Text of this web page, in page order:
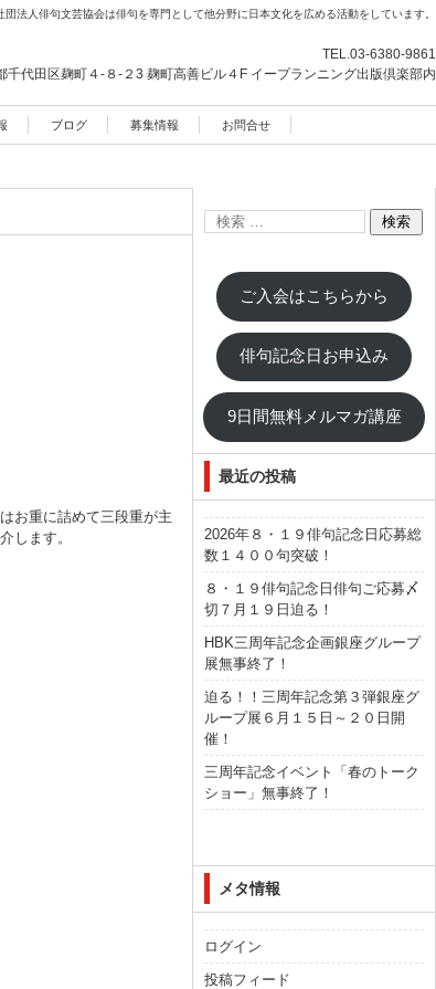
団法人俳句文芸協会は俳句を専門として他分野に日本文化を広める活動をしています。
TEL.03-6380-9861
千代田区麹町４-８-２3 麹町高善ビル４F イープランニング出版倶楽部内
ブログ 募集情報 お問合せ
お重に詰めて三段重が主
します。
ご入会はこちらから
俳句記念日お申込み
9日間無料メルマガ講座
最近の投稿
2026年８・１９俳句記念日応募総
数１４００句突破！
８・１９俳句記念日俳句ご応募〆
切７月１９日迫る！
HBK三周年記念企画銀座グループ
展無事終了！
迫る！！三周年記念第３弾銀座グ
ループ展６月１５日～２０日開
催！
三周年記念イベント「春のトーク
ショー」無事終了！
メタ情報
ログイン
投稿フィード